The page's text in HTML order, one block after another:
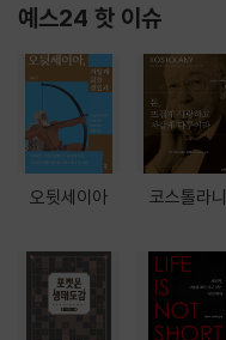
예스24 핫 이슈
오뒷세이아 코스톨라니